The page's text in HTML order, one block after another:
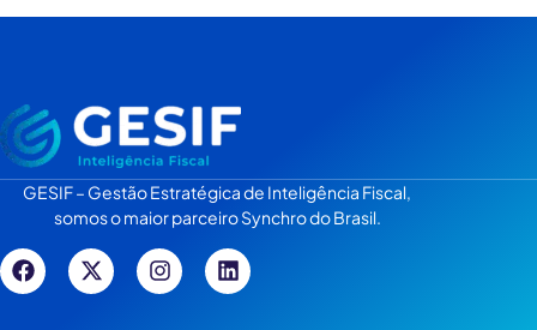
GESIF – Gestão Estratégica de Inteligência Fiscal,
somos o maior parceiro Synchro do Brasil.